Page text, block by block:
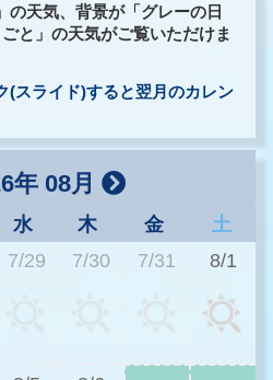
の天気、背景が「グレーの日
と」の天気がご覧いただけま
(スライド)すると翌月のカレン
年 08月
水 木 金
土
7/29 7/30 7/31 8/1